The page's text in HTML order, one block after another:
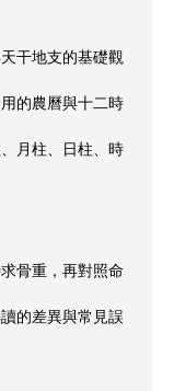
干地支的基礎觀
的農曆與十二時
月柱、日柱、時
骨重，再對照命
的差異與常見誤